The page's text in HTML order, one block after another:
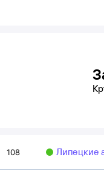
108 Липецкие